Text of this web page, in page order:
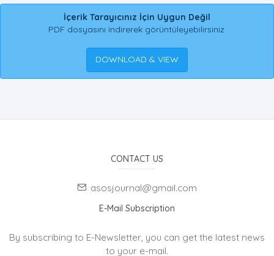
İçerik Tarayıcınız İçin Uygun Değil
PDF dosyasını indirerek görüntüleyebilirsiniz.
DOWNLOAD & VIEW
CONTACT US
asosjournal@gmail.com
E-Mail Subscription
By subscribing to E-Newsletter, you can get the latest news
to your e-mail.